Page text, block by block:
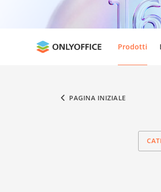
Prodotti
PAGINA INIZIALE